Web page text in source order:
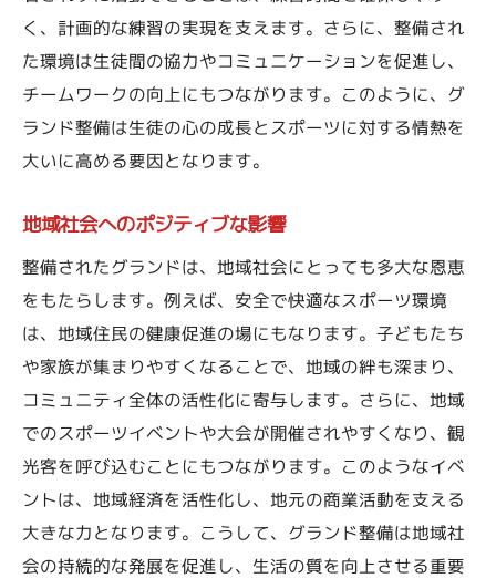
現代のニーズに応える整備技術
最新設備とアスリートのための環境
技術革新がもたらす整備の可能性
スポーツ文化を支えるインフラとは
整備がもたらす未来のスポーツの姿
ジティブな影響
活動を活性化させる整備の役割
生徒の健康と学業のバランスを促進
多様なスポーツへの対応力を強化
学校全体の団結力を高める効果
地域とのつながりを強化する整備
スポーツ活動の質を向上させる要因
若いアスリートの成長を支える学校のグランド
整備の意義
成長過程におけるグランドの価値
く、計画的な練習の実現を支えます。さらに、整備され
た環境は生徒間の協力やコミュニケーションを促進し、
チームワークの向上にもつながります。このように、グ
ランド整備は生徒の心の成長とスポーツに対する情熱を
大いに高める要因となります。
地域社会へのポジティブな影響
整備されたグランドは、地域社会にとっても多大な恩恵
をもたらします。例えば、安全で快適なスポーツ環境
は、地域住民の健康促進の場にもなります。子どもたち
や家族が集まりやすくなることで、地域の絆も深まり、
コミュニティ全体の活性化に寄与します。さらに、地域
でのスポーツイベントや大会が開催されやすくなり、観
光客を呼び込むことにもつながります。このようなイベ
ントは、地域経済を活性化し、地元の商業活動を支える
大きな力となります。こうして、グランド整備は地域社
会の持続的な発展を促進し、生活の質を向上させる重要